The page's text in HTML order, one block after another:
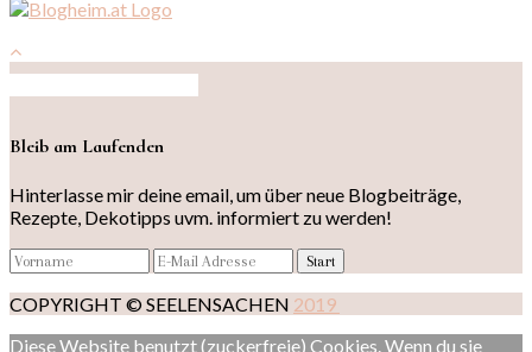
Bleib am Laufenden
Hinterlasse mir deine email, um über neue Blogbeiträge,
Rezepte, Dekotipps uvm. informiert zu werden!
COPYRIGHT © SEELENSACHEN 2019
Diese Website benutzt (zuckerfreie) Cookies. Wenn du sie